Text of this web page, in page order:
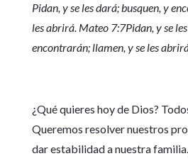
Pidan, y se les dará; busquen, y
les abrirá. Mateo 7:7Pidan, y se
encontrarán; llamen, y se les
¿Qué quieres hoy de Dios?
Queremos resolver nuestros
dar estabilidad a nuestra